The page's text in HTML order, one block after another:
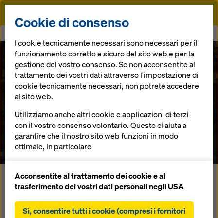
Doka
Tunnel Gomagoi
Italia
La galleria di 240 m di lunghezza è stata realizzata con
costruzioni a cielo aperto. A causa degli stretti raggi è stato
impiegato il carro casserante per gallerie Doka suddiviso in
3 parti. Il carro casserante è stato realizzato con
Cookie di consenso
I cookie tecnicamente necessari sono necessari per il
funzionamento corretto e sicuro del sito web e per la
gestione del vostro consenso. Se non acconsentite al
trattamento dei vostri dati attraverso l'impostazione di
cookie tecnicamente necessari, non potrete accedere
al sito web.
Utilizziamo anche altri cookie e applicazioni di terzi
con il vostro consenso volontario. Questo ci aiuta a
garantire che il nostro sito web funzioni in modo
ottimale, in particolare
nostro sito web (cookie funzionali e statistici),
facilitare un processo di acquisto senza problemi
statistici),
Acconsentite al trattamento dei cookie e al
trasferimento dei vostri dati personali negli USA
Sì, consentire tutti i cookie (compresi i fornitori